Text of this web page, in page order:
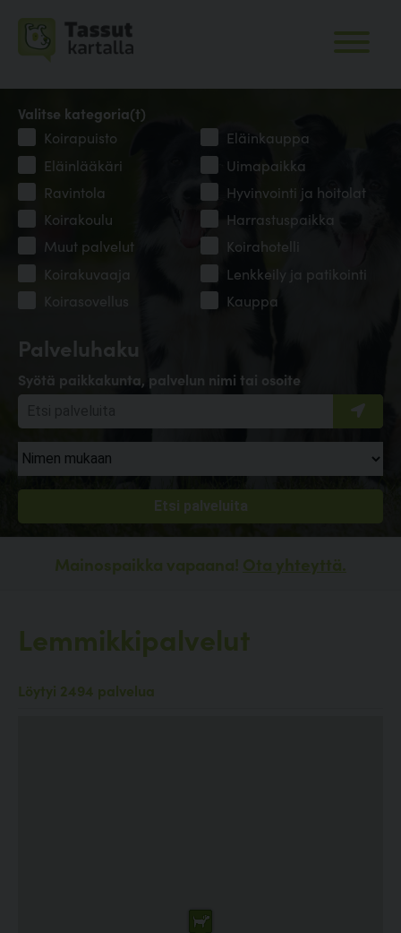
Palveluhaku
Syötä paikkakunta, palvelun nimi tai osoite
Valitse kategoria(t)
Koirapuisto
Eläinkauppa
Eläinlääkäri
Uimapaikka
Ravintola
Hyvinvointi ja hoitolat
Koirakoulu
Harrastuspaikka
Muut palvelut
Koirahotelli
Koirakuvaaja
Lenkkeily ja patikointi
Koirasovellus
Kauppa
Mainospaikka vapaana! Ota yhteyttä.
Lemmikkipalvelut
Löytyi 2494 palvelua